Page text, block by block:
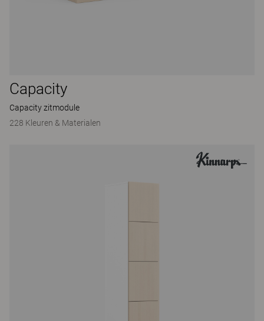
Capacity
Capacity zitmodule
228 Kleuren & Materialen